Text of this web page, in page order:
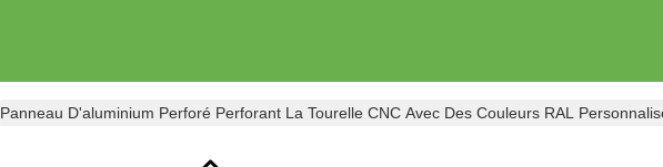
Panneau D'aluminium Perforé Perforant La Tourelle CNC Avec Des Couleurs RAL